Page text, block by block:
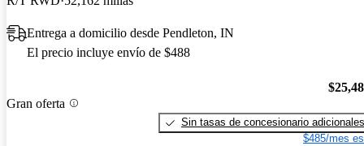
Entrega a domicilio desde Pendleton, IN
El precio incluye envío de $488
Gran oferta
Sin tasas de concesionario adicionales
$485/mes